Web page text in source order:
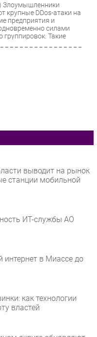
Злоумышленники
крупные DDos-атаки на
предприятия и
силами
группировок. Такие
выводит на рынок
станции мобильной
ИТ-службы АО
в Миассе до
как технологии
властей